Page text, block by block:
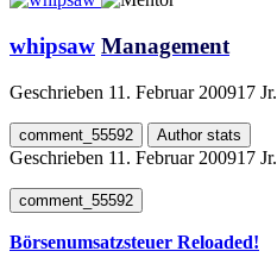
whipsaw Management
Geschrieben 11. Februar 200917 Jr.
comment_55592 Author stats
Geschrieben 11. Februar 200917 Jr.
comment_55592
Börsenumsatzsteuer Reloaded!